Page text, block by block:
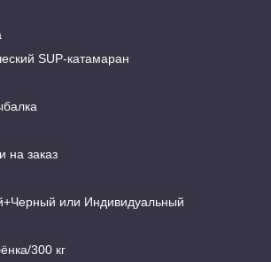
SUP-катамаран
на заказ
или Индивидуальный
300 кг